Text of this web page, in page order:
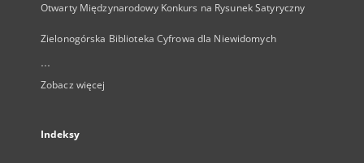
Otwarty Międzynarodowy Konkurs na Rysunek Satyryczny
Zielonogórska Biblioteka Cyfrowa dla Niewidomych
...
Zobacz więcej
Indeksy